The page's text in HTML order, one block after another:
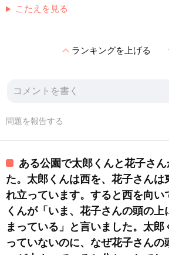
こたえを見る
expand_lessランキングを上げる
問題を報告する
ある公園で太郎くんと花子さ
た。太郎くんは西を、花子さんは
れ立っています。すると西を向い
くんが「いま、花子さんの頭の上
まっている」と言いました。太郎
っていないのに、なぜ花子さんの